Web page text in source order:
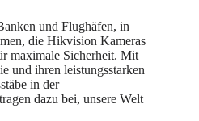
und Flughäfen, in
die Hikvision Kameras
maximale Sicherheit. Mit
und ihren leistungsstarken
in der
dazu bei, unsere Welt